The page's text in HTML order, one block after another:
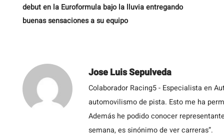
debut en la Euroformula bajo la lluvia entregando
buenas sensaciones a su equipo
Jose Luis Sepulveda
Colaborador Racing5 - Especialista en
automovilismo de pista. Esto me ha
Además he podido conocer
semana, es sinónimo de ver carreras”.